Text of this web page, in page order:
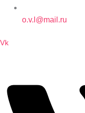
o.v.l@mail.ru
Vk